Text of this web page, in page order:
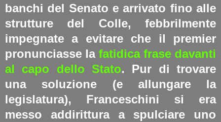
banchi del Senato e arrivato fino alle
strutture del Colle, febbrilmente
impegnate a evitare che il premier
pronunciasse la fatidica frase davanti
al capo dello Stato. Pur di trovare
una soluzione (e allungare la
legislatura), Franceschini si era
messo addirittura a spulciare uno